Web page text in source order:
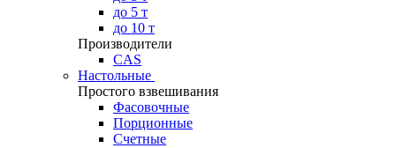
до 5 т
до 10 т
Производители
CAS
Настольные
Простого взвешивания
Фасовочные
Порционные
Счетные